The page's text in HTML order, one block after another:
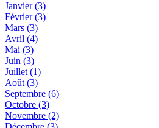
Janvier(3)
Février(3)
Mars (3)
Avril (4)
Mai (3)
Juin (3)
Juillet (1)
Août (3)
Septembre (6)
Octobre (3)
Novembre (2)